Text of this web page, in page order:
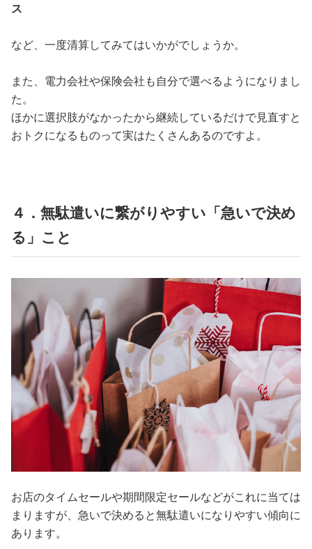
ス
など、一度清算してみてはいかがでしょうか。
また、電力会社や保険会社も自分で選べるようになりまし
た。
ほかに選択肢がなかったから継続しているだけで見直すと
おトクになるものって実はたくさんあるのですよ。
４．無駄遣いに繋がりやすい「急いで決め
る」こと
お店のタイムセールや期間限定セールなどがこれに当ては
まりますが、急いで決めると無駄遣いになりやすい傾向に
あります。